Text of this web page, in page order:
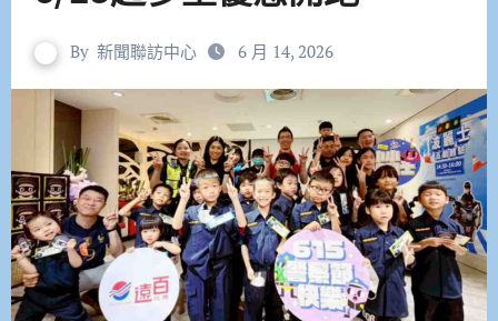
By 新聞聯訪中心 6 月 14, 2026